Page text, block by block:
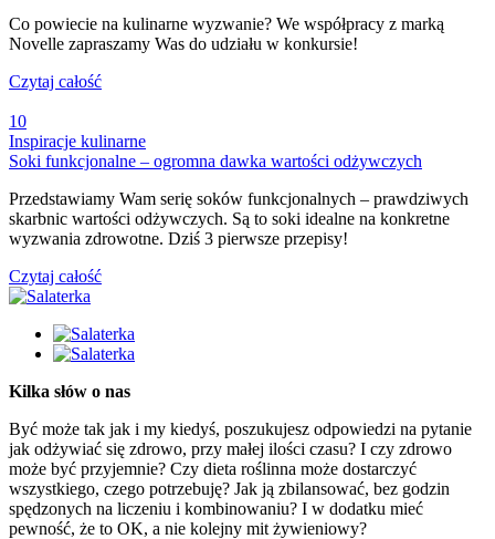
Co powiecie na kulinarne wyzwanie? We współpracy z marką
Novelle zapraszamy Was do udziału w konkursie!
Czytaj całość
10
Inspiracje kulinarne
Soki funkcjonalne – ogromna dawka wartości odżywczych
Przedstawiamy Wam serię soków funkcjonalnych – prawdziwych
skarbnic wartości odżywczych. Są to soki idealne na konkretne
wyzwania zdrowotne. Dziś 3 pierwsze przepisy!
Czytaj całość
Kilka słów o nas
Być może tak jak i my kiedyś, poszukujesz odpowiedzi na pytanie
jak odżywiać się zdrowo, przy małej ilości czasu? I czy zdrowo
może być przyjemnie? Czy dieta roślinna może dostarczyć
wszystkiego, czego potrzebuję? Jak ją zbilansować, bez godzin
spędzonych na liczeniu i kombinowaniu? I w dodatku mieć
pewność, że to OK, a nie kolejny mit żywieniowy?